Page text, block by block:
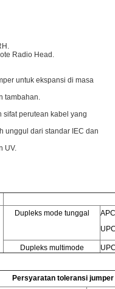
Radio Head.
untuk ekspansi di masa
tambahan.
perutean kabel yang
unggul dari standar IEC dan
UV.
Dupleks mode tunggal
Dupleks multimode
Persyaratan toleransi jumper